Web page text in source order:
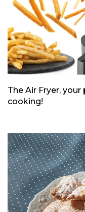
The Air Fryer,
cooking!